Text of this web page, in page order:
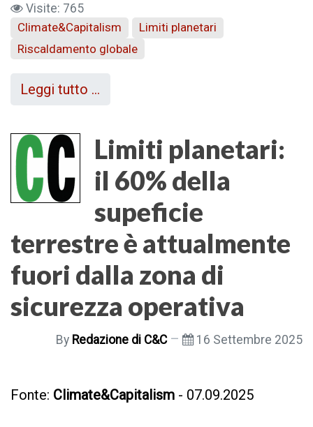
Visite: 765
Climate&Capitalism
Limiti planetari
Riscaldamento globale
Leggi tutto …
Limiti planetari:
il 60% della
supeficie
terrestre è attualmente
fuori dalla zona di
sicurezza operativa
By Redazione di C&C 16 Settembre 2025
Fonte: Climate&Capitalism - 07.09.2025